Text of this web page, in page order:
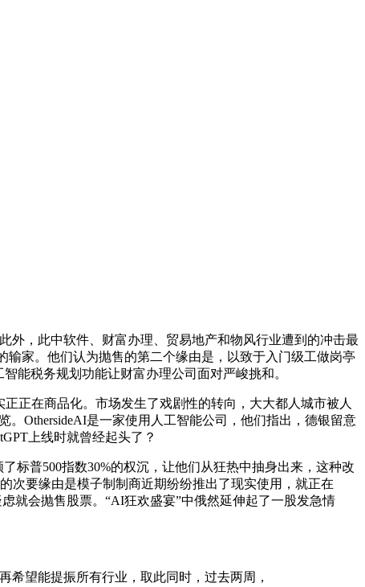
，此中软件、财富办理、贸易地产和物风行业遭到的冲击最
家。他们认为抛售的第二个缘由是，以致于入门级工做岗亭
能税务规划功能让财富办理公司面对严峻挑和。
正在商品化。市场发生了戏剧性的转向，大大都人城市被人
。OthersideAI是一家使用人工智能公司，他们指出，德银留意
上线时就曾经起头了？
普500指数30%的权沉，让他们从狂热中抽身出来，这种改
次要缘由是模子制制商近期纷纷推出了现实使用，就正在
就会抛售股票。“AI狂欢盛宴”中俄然延伸起了一股发急情
望能提振所有行业，取此同时，过去两周，